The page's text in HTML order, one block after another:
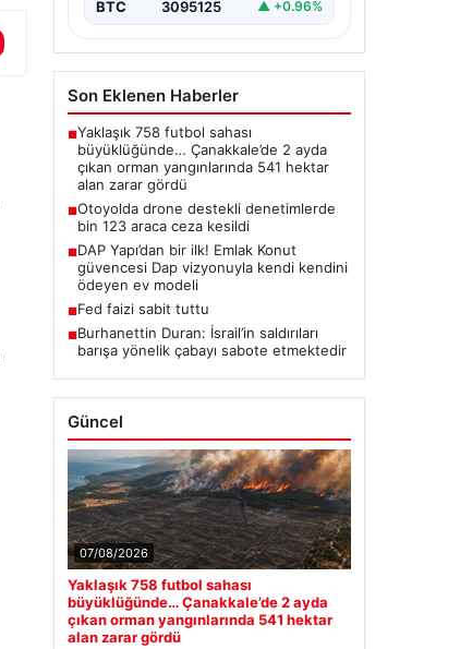
BTC 3095125 ▲ +0.96%
Son Eklenen Haberler
■Yaklaşık 758 futbol sahası
büyüklüğünde… Çanakkale’de 2 ayda
çıkan orman yangınlarında 541 hektar
alan zarar gördü
■Otoyolda drone destekli denetimlerde
bin 123 araca ceza kesildi
■DAP Yapı’dan bir ilk! Emlak Konut
güvencesi Dap vizyonuyla kendi kendini
ödeyen ev modeli
■Fed faizi sabit tuttu
■Burhanettin Duran: İsrail’in saldırıları
barışa yönelik çabayı sabote etmektedir
Güncel
07/08/2026
Yaklaşık 758 futbol sahası
büyüklüğünde… Çanakkale’de 2 ayda
çıkan orman yangınlarında 541 hektar
alan zarar gördü